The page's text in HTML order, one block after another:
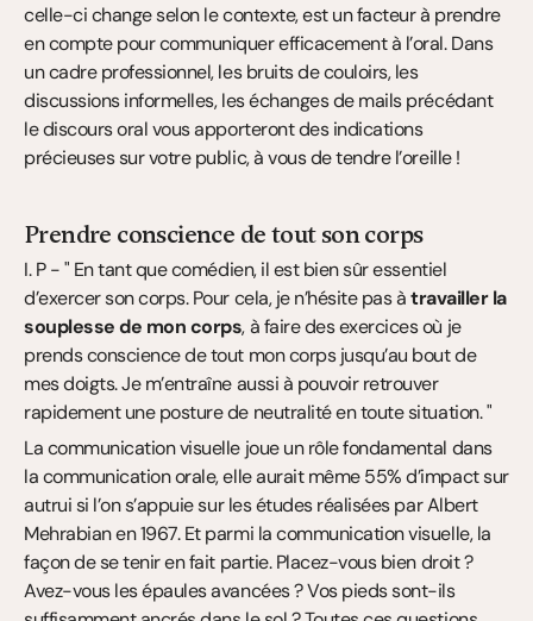
celle-ci change selon le contexte, est un facteur à prendre
en compte pour communiquer efficacement à l’oral. Dans
un cadre professionnel, les bruits de couloirs, les
discussions informelles, les échanges de mails précédant
le discours oral vous apporteront des indications
précieuses sur votre public, à vous de tendre l’oreille !
Prendre conscience de tout son corps
I. P - " En tant que comédien, il est bien sûr essentiel
d’exercer son corps. Pour cela, je n’hésite pas à travailler la
souplesse de mon corps, à faire des exercices où je
prends conscience de tout mon corps jusqu’au bout de
mes doigts. Je m’entraîne aussi à pouvoir retrouver
rapidement une posture de neutralité en toute situation. "
La communication visuelle joue un rôle fondamental dans
la communication orale, elle aurait même 55% d’impact sur
autrui si l’on s’appuie sur les études réalisées par Albert
Mehrabian en 1967. Et parmi la communication visuelle, la
façon de se tenir en fait partie. Placez-vous bien droit ?
Avez-vous les épaules avancées ? Vos pieds sont-ils